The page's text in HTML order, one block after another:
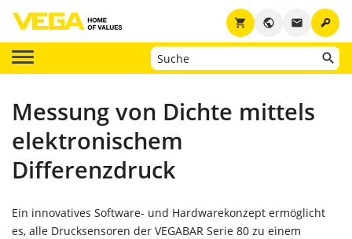
key
email
public
shopping_cart
Messung von Dichte mittels
elektronischem
Differenzdruck
Ein innovatives Software- und Hardwarekonzept ermöglicht
es, alle Drucksensoren der VEGABAR Serie 80 zu einem